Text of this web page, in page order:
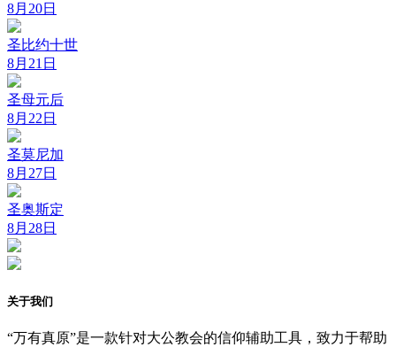
8月20日
圣比约十世
8月21日
圣母元后
8月22日
圣莫尼加
8月27日
圣奥斯定
8月28日
关于我们
“万有真原”是一款针对大公教会的信仰辅助工具，致力于帮助